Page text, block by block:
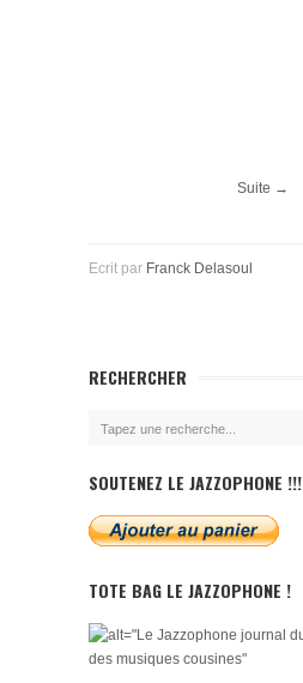
Suite →
Ecrit par Franck Delasoul
RECHERCHER
SOUTENEZ LE JAZZOPHONE !!!
TOTE BAG LE JAZZOPHONE !